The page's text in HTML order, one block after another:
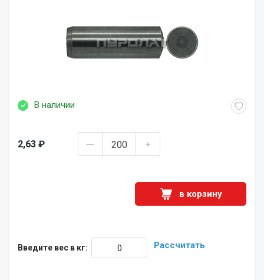
В наличии
2,63 ₽
в корзину
Введите вес в кг: Рассчитать